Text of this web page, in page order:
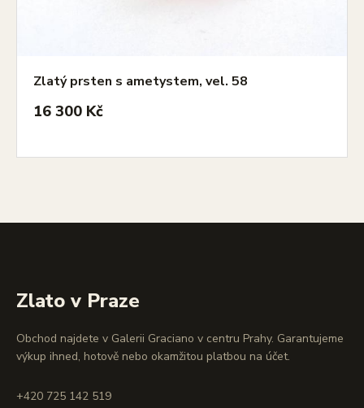
Zlatý prsten s ametystem, vel. 58
16 300 Kč
Zlato v Praze
Obchod najdete v Galerii Graciano v centru Prahy. Garantujeme
výkup ihned, hotově nebo okamžitou platbou na účet.
+420 725 142 519